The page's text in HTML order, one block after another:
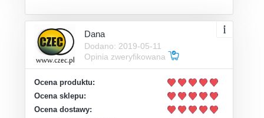
Dana
Dodano: 2019-05-11
Opinia zweryfikowana
Ocena produktu:
Ocena sklepu:
Ocena dostawy: